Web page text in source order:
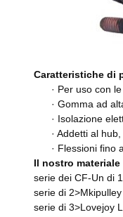
Caratteristiche di
· Per uso con
· Gomma ad
· Isolazione
· Addetti al
· Flessioni fino
Il nostro
serie dei CF-Un di
serie di
serie di 3>Lovejoy